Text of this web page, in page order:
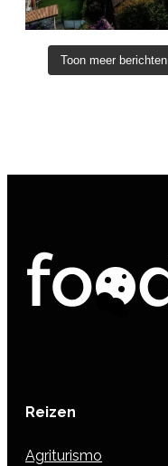
Toon meer berichten
Reizen
Agriturismo